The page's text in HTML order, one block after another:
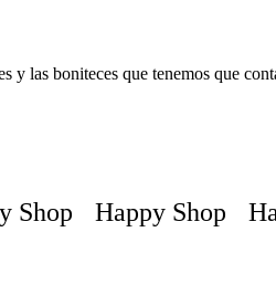
y las boniteces que tenemos que
Shop Happy Shop